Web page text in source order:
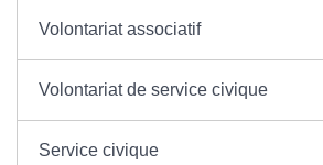
Volontariat associatif
Volontariat de service civique
Service civique